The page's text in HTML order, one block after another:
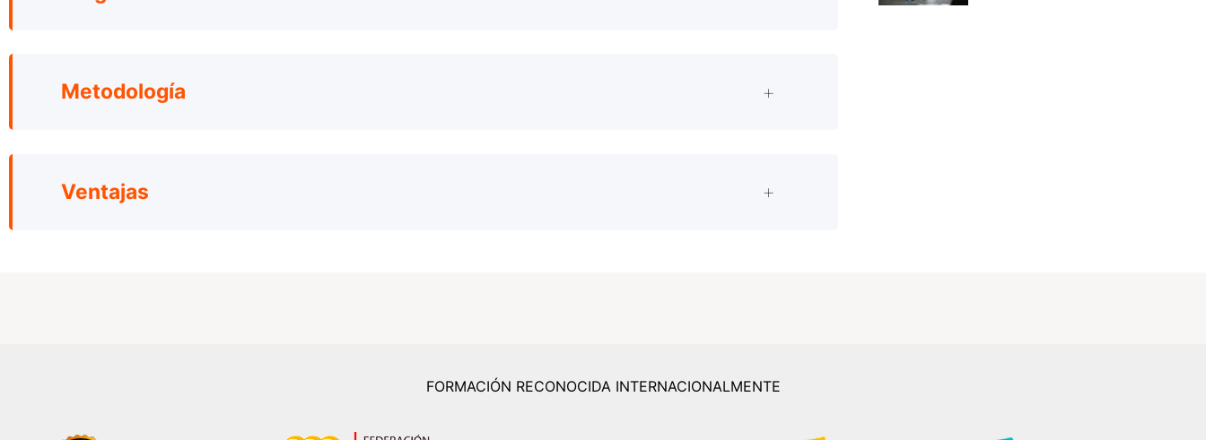
Metodología
Ventajas
FORMACIÓN RECONOCIDA INTERNACIONALMENTE